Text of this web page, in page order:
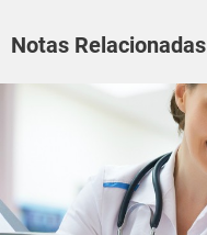
Notas Relacionadas